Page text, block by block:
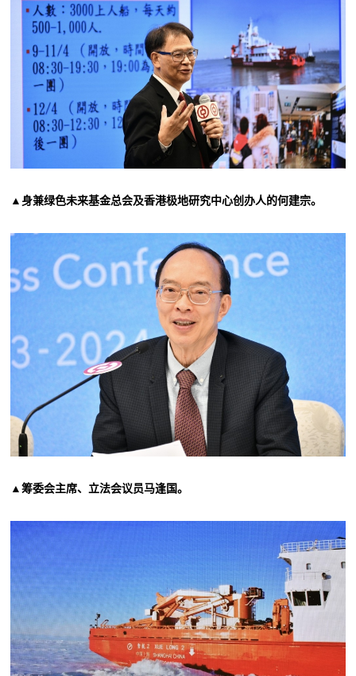
▲身兼绿色未来基金总会及香港极地研究中心创办人的何建宗。
▲筹委会主席、立法会议员马逢国。